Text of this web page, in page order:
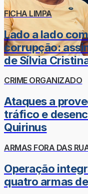
FICHA LIMPA
Lado a lado
corrupção:
de Sílvia
CRIME ORGANIZADO
Ataques a
tráfico e
Quirinus
ARMAS FORA DAS
Operação
quatro armas